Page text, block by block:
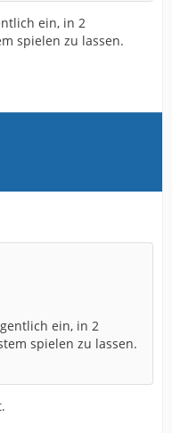
hier Geld für
durchaus in der
macht, das auf
ist, ich denke das die
Klasse zu halten,
Variante, wo der
ein, in 2
spielen zu lassen.
ein, in 2
spielen zu lassen.